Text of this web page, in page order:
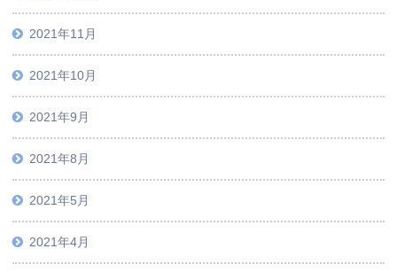
2021年11月
2021年10月
2021年9月
2021年8月
2021年5月
2021年4月